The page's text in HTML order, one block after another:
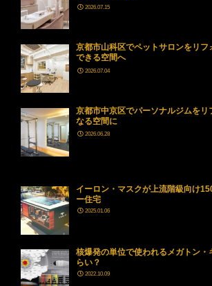
2026.07.15
京都市山科区でペットサロンをリフ
できる空間へ
2026.07.04
京都市中京区でパーソナルジムをリ
なる空間に
2026.06.28
イーロン・マスクが上流階級向け
ー住宅
2025.01.06
核爆発の単位で使われるメガトン・
らい？
2022.10.09